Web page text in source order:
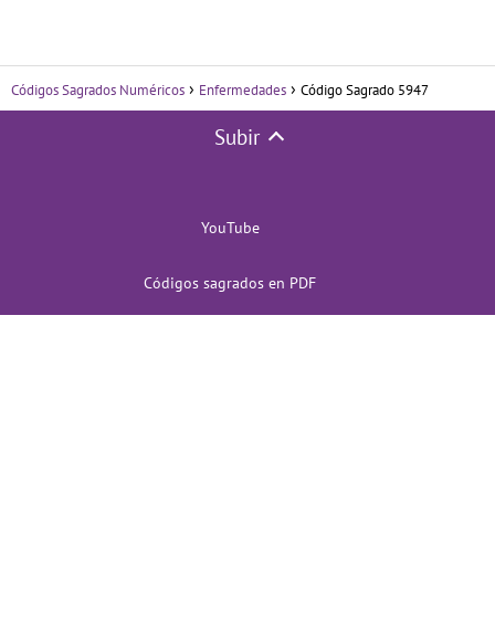
Códigos Sagrados Numéricos Enfermedades Código Sagrado 5947
Subir
YouTube
Códigos sagrados en PDF